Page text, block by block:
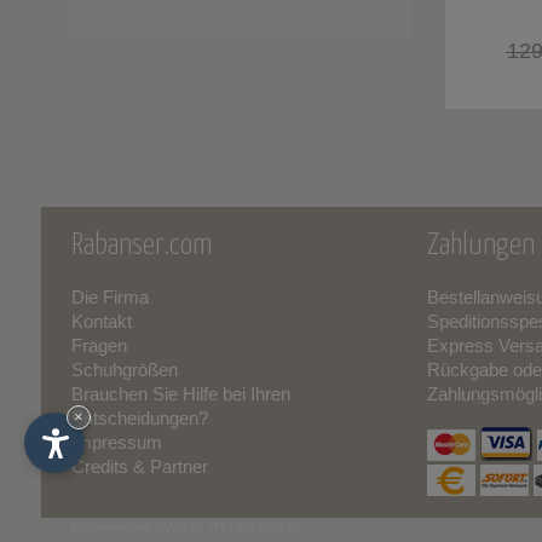
Rabanser.com
Die Firma
Kontakt
Fragen
Schuhgrößen
Brauchen Sie Hilfe bei Ihren
Entscheidungen?
Impressum
Credits & Partner
Express
Rückgabe
×